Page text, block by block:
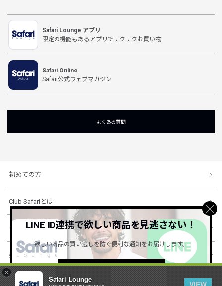
×
Safari Lounge
VIEW
Safari Lounge アプリ
限定の機能もあるアプリでサクサクお買い物
Safari Online
Safari公式ウェブマガジン
よくある質問
初めての方
Club Safariとは
ショッピングガイド
会社概要・規約
LINE ID連携で欲しい商品を見逃さない！
欲しい商品の買い逃しを防ぐ便利な通知をお届けします。
詳しくはこちら ＞